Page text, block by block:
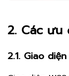
2. Các
2.1. Giao